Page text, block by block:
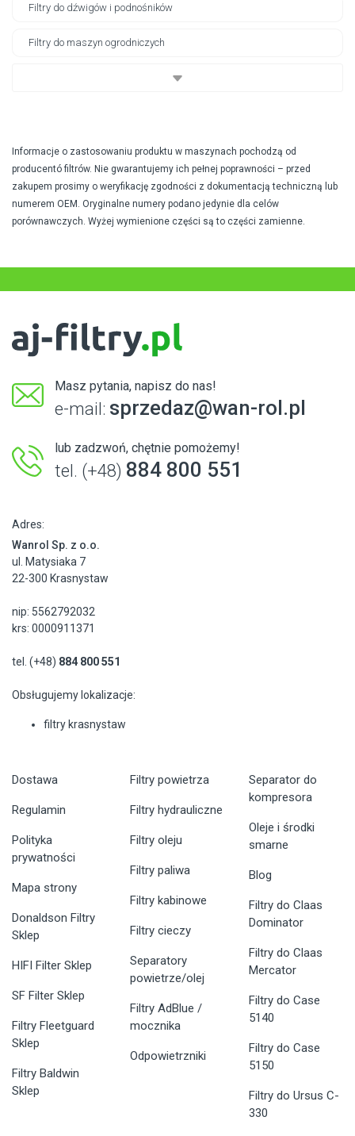
Filtry do dźwigów i podnośników
Filtry do maszyn ogrodniczych
Informacje o zastosowaniu produktu w maszynach pochodzą od
producentó filtrów. Nie gwarantujemy ich pełnej poprawności – przed
zakupem prosimy o weryfikację zgodności z dokumentacją techniczną lub
numerem OEM. Oryginalne numery podano jedynie dla celów
porównawczych. Wyżej wymienione części są to części zamienne.
Masz pytania, napisz do nas!
e-mail: sprzedaz@wan-rol.pl
lub zadzwoń, chętnie pomożemy!
tel. (+48) 884 800 551
Adres:
Wanrol Sp. z o.o.
ul. Matysiaka 7
22-300 Krasnystaw
nip: 5562792032
krs: 0000911371
tel. (+48) 884 800 551
Obsługujemy lokalizacje:
filtry krasnystaw
Dostawa
Regulamin
Polityka
prywatności
Mapa strony
Donaldson Filtry
Sklep
HIFI Filter Sklep
SF Filter Sklep
Filtry Fleetguard
Sklep
Filtry Baldwin
Sklep
Filtry powietrza
Filtry hydrauliczne
Filtry oleju
Filtry paliwa
Filtry kabinowe
Filtry cieczy
Separatory
powietrze/olej
Filtry AdBlue /
mocznika
Odpowietrzniki
Separator do
kompresora
Oleje i środki
smarne
Blog
Filtry do Claas
Dominator
Filtry do Claas
Mercator
Filtry do Case
5140
Filtry do Case
5150
Filtry do Ursus C-
330